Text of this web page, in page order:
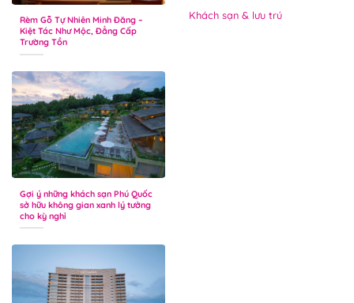
Rèm Gỗ Tự Nhiên Minh Đăng –
Kiệt Tác Như Mộc, Đẳng Cấp
Trường Tồn
Gợi ý những khách sạn Phú Quốc
sở hữu không gian xanh lý tưởng
cho kỳ nghỉ
Khách sạn & lưu trú